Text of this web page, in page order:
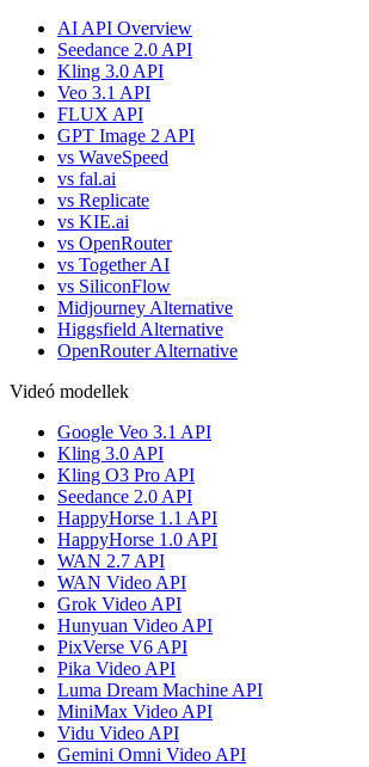
AI API Overview
Seedance 2.0 API
Kling 3.0 API
Veo 3.1 API
FLUX API
GPT Image 2 API
vs WaveSpeed
vs fal.ai
vs Replicate
vs KIE.ai
vs OpenRouter
vs Together AI
vs SiliconFlow
Midjourney Alternative
Higgsfield Alternative
OpenRouter Alternative
Videó modellek
Google Veo 3.1 API
Kling 3.0 API
Kling O3 Pro API
Seedance 2.0 API
HappyHorse 1.1 API
HappyHorse 1.0 API
WAN 2.7 API
WAN Video API
Grok Video API
Hunyuan Video API
PixVerse V6 API
Pika Video API
Luma Dream Machine API
MiniMax Video API
Vidu Video API
Gemini Omni Video API